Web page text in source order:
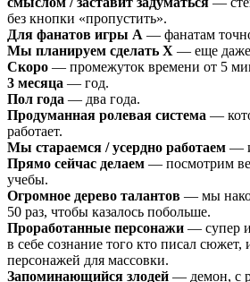
без кнопки «пропустить».
Для фанатов игры А — фанатам
Мы планируем сделать Х — еще даже
Скоро — промежуток времени от 5
3 месяца — год.
Пол года — два года.
Продуманная ролевая система —
работает.
Мы стараемся / усердно работаем —
Прямо сейчас делаем — посмотрим
учебы.
Огромное дерево талантов — мы
50 раз, чтобы казалось побольше.
Проработанные персонажи — супер
в себе сознание того кто писал
персонажей для массовки.
Запоминающийся злодей — демон, с